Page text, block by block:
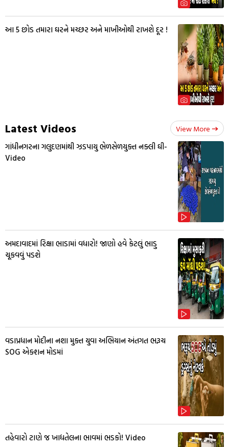
આ 5 છોડ તમારા ઘરને મચ્છર અને માખીઓથી રાખશે દૂર !
Latest Videos View More
ગાંધીનગરના ગલુદણમાંથી ઝડપાયુ ભેળસેળયુક્ત નક્લી ઘી-
Video
અમદાવાદમાં રિક્ષા ભાડામાં વધારો! જાણો હવે કેટલું ભાડુ
ચૂકવવું પડશે
વડાપ્રધાન મોદીના નશા મુક્ત યુવા અભિયાન અંતગત ભરૂચ
SOG એક્શન મોડમાં
તહેવારો ટાણે જ ખાદ્યતેલના ભાવમાં ભડકો! Video